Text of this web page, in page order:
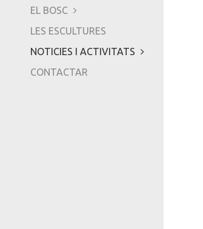
EL BOSC
LES ESCULTURES
NOTICIES I ACTIVITATS
CONTACTAR